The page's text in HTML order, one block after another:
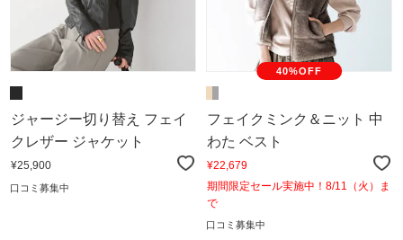
ジャージー切り替え フェイ
クレザー ジャケット
¥25,900
口コミ募集中
40%OFF
フェイクミンク＆ニット 中
わた ベスト
¥22,679
期間限定セール実施中！8/11（火）ま
で
口コミ募集中